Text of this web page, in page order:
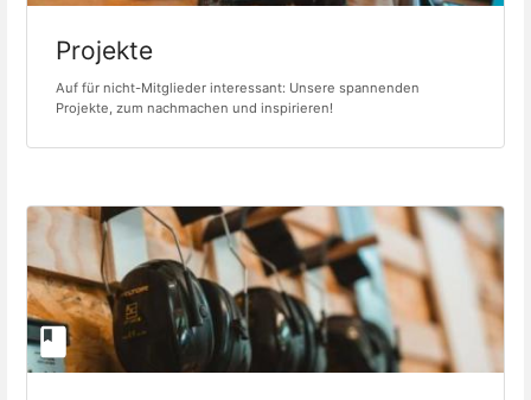
Projekte
Auf für nicht-Mitglieder interessant: Unsere spannenden
Projekte, zum nachmachen und inspirieren!